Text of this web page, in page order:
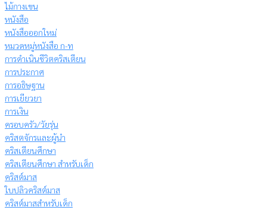
ไม้กางเขน
หนังสือ
หนังสือออกใหม่
หมวดหมู่หนังสือ ก-ท
การดำเนินชีวิตคริสเตียน
การประกาศ
การอธิษฐาน
การเยียวยา
การเงิน
ครอบครัว/วัยรุ่น
คริสตจักรและผู้นำ
คริสเตียนศึกษา
คริสเตียนศึกษา สำหรับเด็ก
คริสต์มาส
ใบปลิวคริสต์มาส
คริสต์มาสสำหรับเด็ก